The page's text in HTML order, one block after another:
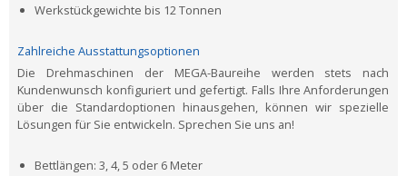
Werkstückgewichte bis 12 Tonnen
Zahlreiche Ausstattungsoptionen
Die Drehmaschinen der MEGA-Baureihe werden stets nach
Kundenwunsch konfiguriert und gefertigt. Falls Ihre Anforderungen
über die Standardoptionen hinausgehen, können wir spezielle
Lösungen für Sie entwickeln. Sprechen Sie uns an!
Bettlängen: 3, 4, 5 oder 6 Meter